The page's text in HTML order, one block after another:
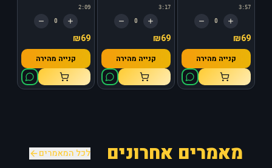
3:57
0
₪69
קנייה מהירה
3:17
0
₪69
קנייה מהירה
2:09
0
₪69
קנייה מהירה
מאמרים אחרונים לכל המאמרים